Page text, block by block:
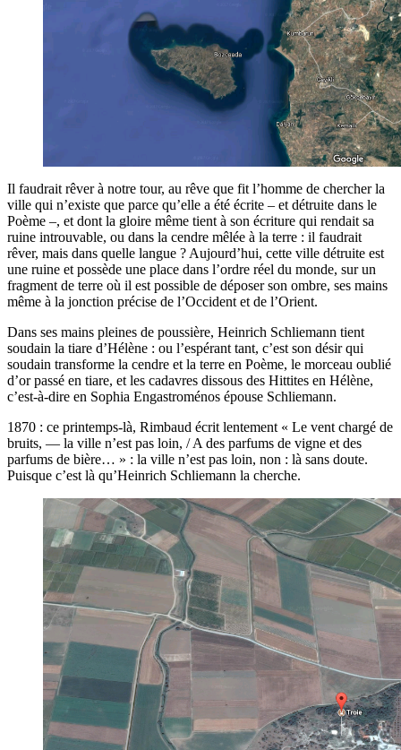
Il faudrait rêver à notre tour, au rêve que fit l’homme de chercher la
ville qui n’existe que parce qu’elle a été écrite – et détruite dans le
Poème –, et dont la gloire même tient à son écriture qui rendait sa
ruine introuvable, ou dans la cendre mêlée à la terre : il faudrait
rêver, mais dans quelle langue ? Aujourd’hui, cette ville détruite est
une ruine et possède une place dans l’ordre réel du monde, sur un
fragment de terre où il est possible de déposer son ombre, ses mains
même à la jonction précise de l’Occident et de l’Orient.
Dans ses mains pleines de poussière, Heinrich Schliemann tient
soudain la tiare d’Hélène : ou l’espérant tant, c’est son désir qui
soudain transforme la cendre et la terre en Poème, le morceau oublié
d’or passé en tiare, et les cadavres dissous des Hittites en Hélène,
c’est-à-dire en Sophia Engastroménos épouse Schliemann.
1870 : ce printemps-là, Rimbaud écrit lentement « Le vent chargé de
bruits, — la ville n’est pas loin, / A des parfums de vigne et des
parfums de bière… » : la ville n’est pas loin, non : là sans doute.
Puisque c’est là qu’Heinrich Schliemann la cherche.